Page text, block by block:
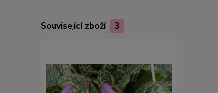
Související zboží 3